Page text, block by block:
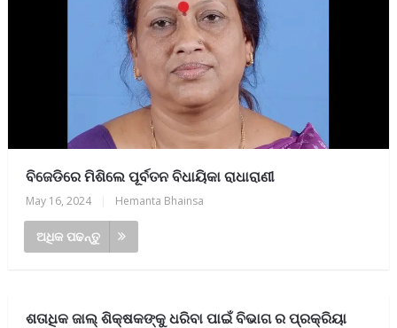
ବିଜେଡିରେ ମିଶିଲେ ପୂର୍ବତନ ବିଧାୟିକା ରାଧାରାଣୀ
May 16, 2024 Hemanta Bhainsa
ଅଧିକ ପଢନ୍ତୁ
ଶତାଧିକ ଜାଲ୍ ଶିକ୍ଷକଙ୍କୁ ଧରିବା ପାଇଁ ବିଭାଗ ର ପ୍ରକ୍ରିୟା